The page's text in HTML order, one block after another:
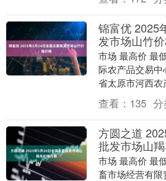
锦富优 2025
发市场山竹
市场 最高价 最
际农产品交易中
省太原市河西农
25.0....
查看： 135 分
方圆之道
批发市场山
市场 最高价 最
畜市场经营有限